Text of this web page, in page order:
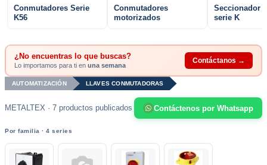
Conmutadores Serie
K56
Conmutadores
motorizados
Seccionador
serie K
¿No encuentras lo que buscas?
Lo importamos para ti en una semana
Contáctanos →
AUTOMATIZACIÓN LLAVES CONMUTADORAS
METALTEX · 7 productos publicados Contáctenos por Whatsapp
Por familia · 4 series